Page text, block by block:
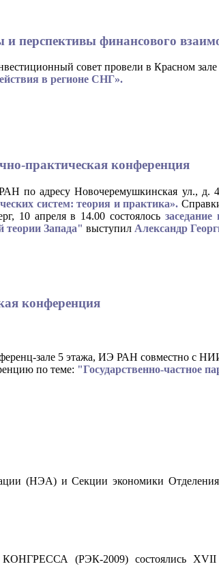
перспективы финансового
совет провели в Красном
в регионе СНГ».
практическая конференция
по адресу Новочеремушкинская ул., д.
систем: теория и практика».
10 апреля в 14.00 состоялось
теории Запада" выступил Александр
конференция
зале 5 этажа, ИЭ РАН совместно с
по теме: "Государственно-частное
(НЭА) и Секции экономики
(РЭК-2009) состоялись XVII